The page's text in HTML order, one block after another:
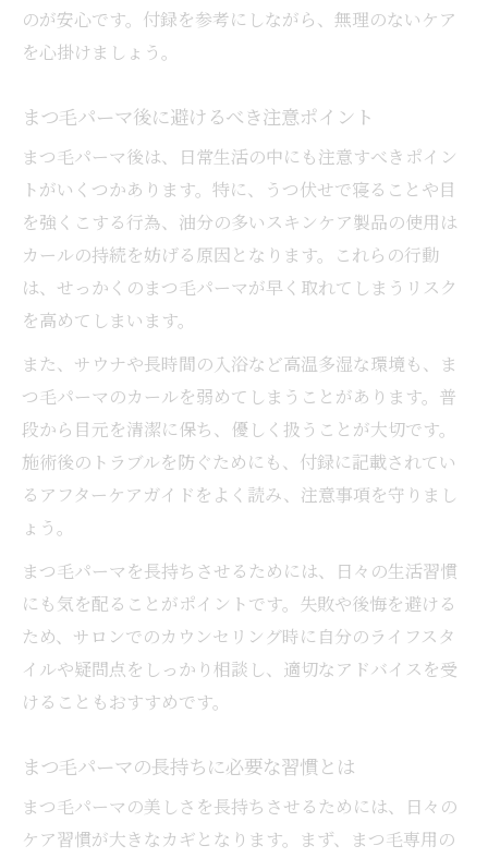
のが安心です。付録を参考にしながら、無理のないケア
を心掛けましょう。
まつ毛パーマ後に避けるべき注意ポイント
まつ毛パーマ後は、日常生活の中にも注意すべきポイン
トがいくつかあります。特に、うつ伏せで寝ることや目
を強くこする行為、油分の多いスキンケア製品の使用は
カールの持続を妨げる原因となります。これらの行動
は、せっかくのまつ毛パーマが早く取れてしまうリスク
を高めてしまいます。
また、サウナや長時間の入浴など高温多湿な環境も、ま
つ毛パーマのカールを弱めてしまうことがあります。普
段から目元を清潔に保ち、優しく扱うことが大切です。
施術後のトラブルを防ぐためにも、付録に記載されてい
るアフターケアガイドをよく読み、注意事項を守りまし
ょう。
まつ毛パーマを長持ちさせるためには、日々の生活習慣
にも気を配ることがポイントです。失敗や後悔を避ける
ため、サロンでのカウンセリング時に自分のライフスタ
イルや疑問点をしっかり相談し、適切なアドバイスを受
けることもおすすめです。
まつ毛パーマの長持ちに必要な習慣とは
まつ毛パーマの美しさを長持ちさせるためには、日々の
ケア習慣が大きなカギとなります。まず、まつ毛専用の